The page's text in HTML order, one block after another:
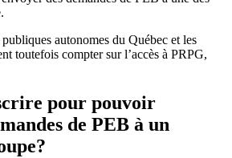
autonomes du Québec et les
toutefois compter sur l’accès à PRPG,
pour pouvoir
de PEB à un